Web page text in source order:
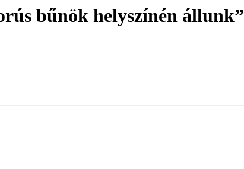
bűnök helyszínén állunk”